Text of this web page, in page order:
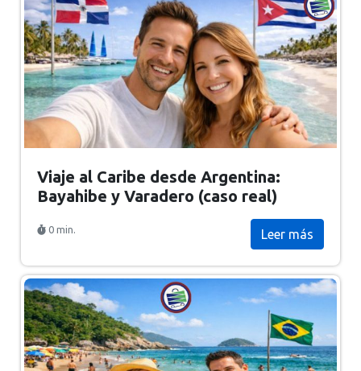
Viaje al Caribe desde Argentina:
Bayahibe y Varadero (caso real)
0 min. Leer más